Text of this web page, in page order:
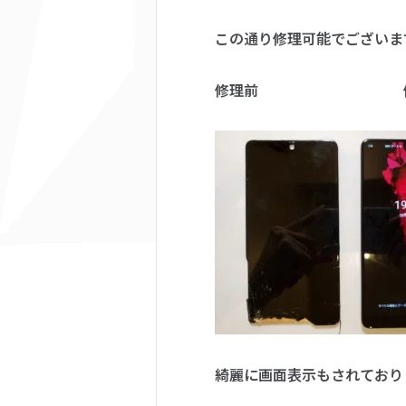
この通り修理可能でござい
修理前 修
綺麗に画面表示もされており